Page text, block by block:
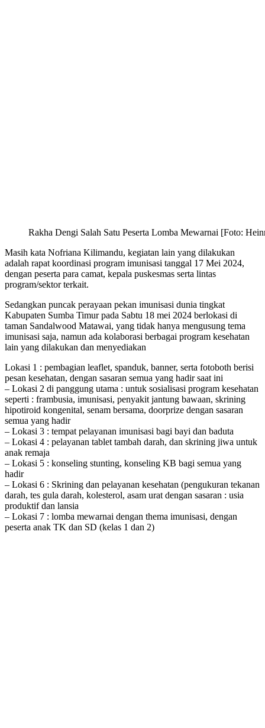
Rakha Dengi Salah Satu Peserta Lomba Mewarnai [Foto:
Masih kata Nofriana Kilimandu, kegiatan lain yang dilakukan
adalah rapat koordinasi program imunisasi tanggal 17 Mei 2024,
dengan peserta para camat, kepala puskesmas serta lintas
program/sektor terkait.
Sedangkan puncak perayaan pekan imunisasi dunia tingkat
Kabupaten Sumba Timur pada Sabtu 18 mei 2024 berlokasi di
taman Sandalwood Matawai, yang tidak hanya mengusung tema
imunisasi saja, namun ada kolaborasi berbagai program kesehatan
lain yang dilakukan dan menyediakan
Lokasi 1 : pembagian leaflet, spanduk, banner, serta fotoboth berisi
pesan kesehatan, dengan sasaran semua yang hadir saat ini
– Lokasi 2 di panggung utama : untuk sosialisasi program kesehatan
seperti : frambusia, imunisasi, penyakit jantung bawaan, skrining
hipotiroid kongenital, senam bersama, doorprize dengan sasaran
semua yang hadir
– Lokasi 3 : tempat pelayanan imunisasi bagi bayi dan baduta
– Lokasi 4 : pelayanan tablet tambah darah, dan skrining jiwa untuk
anak remaja
– Lokasi 5 : konseling stunting, konseling KB bagi semua yang
hadir
– Lokasi 6 : Skrining dan pelayanan kesehatan (pengukuran tekanan
darah, tes gula darah, kolesterol, asam urat dengan sasaran : usia
produktif dan lansia
– Lokasi 7 : lomba mewarnai dengan thema imunisasi, dengan
peserta anak TK dan SD (kelas 1 dan 2)